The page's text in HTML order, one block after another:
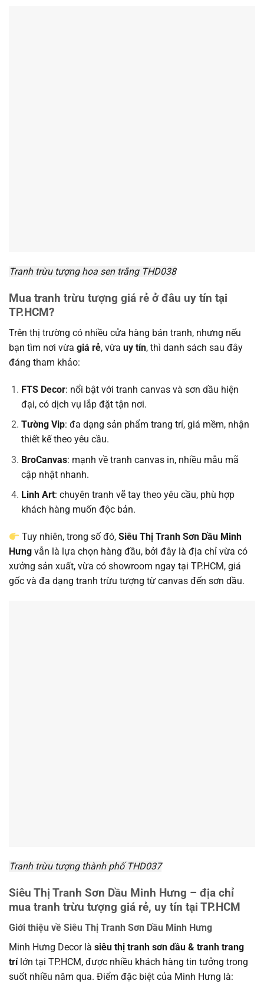
Tranh trừu tượng hoa sen trắng THD038
Mua tranh trừu tượng giá rẻ ở đâu uy tín tại
TP.HCM?
Trên thị trường có nhiều cửa hàng bán tranh, nhưng nếu
bạn tìm nơi vừa giá rẻ, vừa uy tín, thì danh sách sau đây
đáng tham khảo:
FTS Decor: nổi bật với tranh canvas và sơn dầu hiện
đại, có dịch vụ lắp đặt tận nơi.
Tường Vip: đa dạng sản phẩm trang trí, giá mềm, nhận
thiết kế theo yêu cầu.
BroCanvas: mạnh về tranh canvas in, nhiều mẫu mã
cập nhật nhanh.
Linh Art: chuyên tranh vẽ tay theo yêu cầu, phù hợp
khách hàng muốn độc bản.
Tuy nhiên, trong số đó,Siêu Thị Tranh Sơn Dầu Minh
Hưng vẫn là lựa chọn hàng đầu, bởi đây là địa chỉ vừa có
xưởng sản xuất, vừa có showroom ngay tại TP.HCM, giá
gốc và đa dạng tranh trừu tượng từ canvas đến sơn dầu.
Tranh trừu tượng thành phố THD037
Siêu Thị Tranh Sơn Dầu Minh Hưng – địa chỉ
mua tranh trừu tượng giá rẻ, uy tín tại TP.HCM
Giới thiệu về Siêu Thị Tranh Sơn Dầu Minh Hưng
Minh Hưng Decor là siêu thị tranh sơn dầu & tranh trang
trí lớn tại TP.HCM, được nhiều khách hàng tin tưởng trong
suốt nhiều năm qua. Điểm đặc biệt của Minh Hưng là: